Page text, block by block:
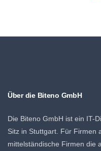
Über die Biteno GmbH
Die Biteno GmbH ist ein IT-
Sitz in Stuttgart. Für Firmen
mittelständische Firmen die